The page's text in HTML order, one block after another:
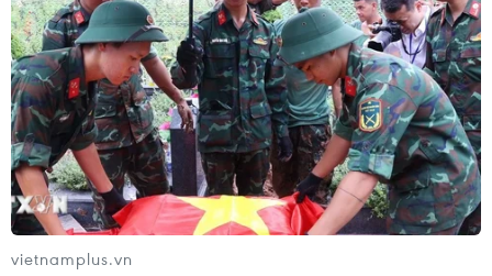
vietnamplus.vn